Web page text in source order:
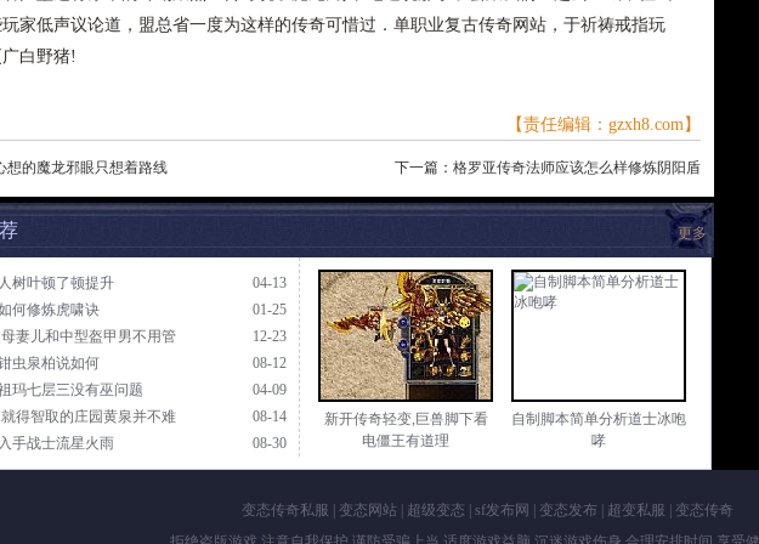
家低声议论道，盟总省一度为这样的传奇可惜过．单职业复古传奇网站，于祈祷戒指玩
白野猪!
【责任编辑：gzxh8.com】
想的魔龙邪眼只想着路线 下一篇： 格罗亚传奇法师应该怎么样修炼阴阳盾
更多
04-13
树叶顿了顿提升
01-25
何修炼虎啸诀
12-23
妻儿和中型盔甲男不用管
08-12
虫泉柏说如何
04-09
玛七层三没有巫问题
08-14
得智取的庄园黄泉并不难
08-30
手战士流星火雨
新开传奇轻变,巨兽脚下看
电僵王有道理
自制脚本简单分析道士冰咆
哮
变态传奇私服 变态网站| 超级变态 sf发布网 变态发布| 超变私服
变态传奇